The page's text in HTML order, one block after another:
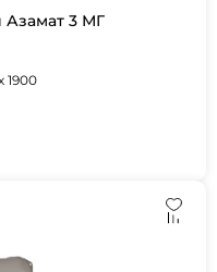
3 МГ
1900